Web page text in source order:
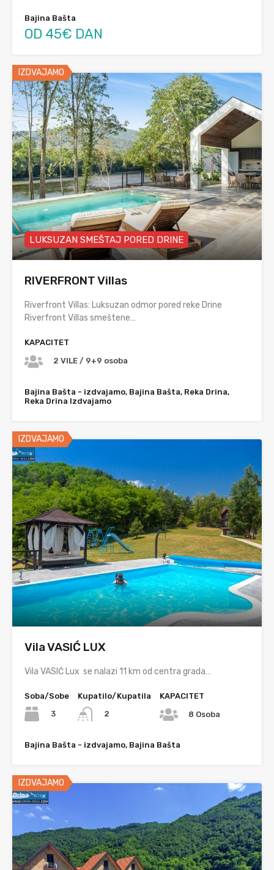
Bajina Bašta
OD 45€ DAN
IZDVAJAMO
LUKSUZAN SMEŠTAJ PORED DRINE
RIVERFRONT Villas
Riverfront Villas: Luksuzan odmor pored reke Drine
Riverfront Villas smeštene…
KAPACITET
2 VILE / 9+9 osoba
Bajina Bašta - izdvajamo, Bajina Bašta, Reka Drina,
Reka Drina Izdvajamo
IZDVAJAMO
Vila VASIĆ LUX
Vila VASIĆ Lux se nalazi 11 km od centra grada…
Soba/Sobe
3
Kupatilo/Kupatila
2
KAPACITET
8 Osoba
Bajina Bašta - izdvajamo, Bajina Bašta
IZDVAJAMO